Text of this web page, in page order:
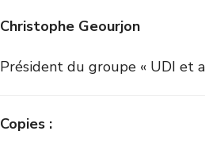
Christophe Geourjon
Président du groupe « UDI et
Copies :